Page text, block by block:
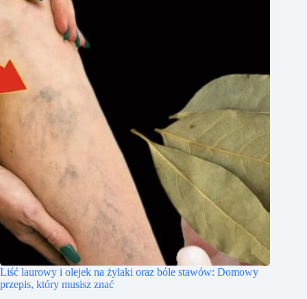
Liść laurowy i olejek na żylaki oraz bóle stawów: Domowy
przepis, który musisz znać